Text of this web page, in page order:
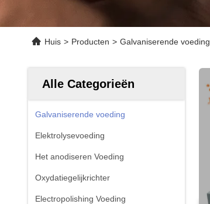
Huis > Producten > Galvaniserende voeding
Alle Categorieën
Galvaniserende voeding
Elektrolysevoeding
Het anodiseren Voeding
Oxydatiegelijkrichter
Electropolishing Voeding